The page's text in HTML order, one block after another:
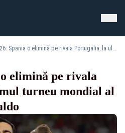
CM 2026: Spania o elimină pe rivala Portugalia, la ultimul turneu mondial al lui Cristiano Ronaldo
elimină pe rivala
turneu mondial al